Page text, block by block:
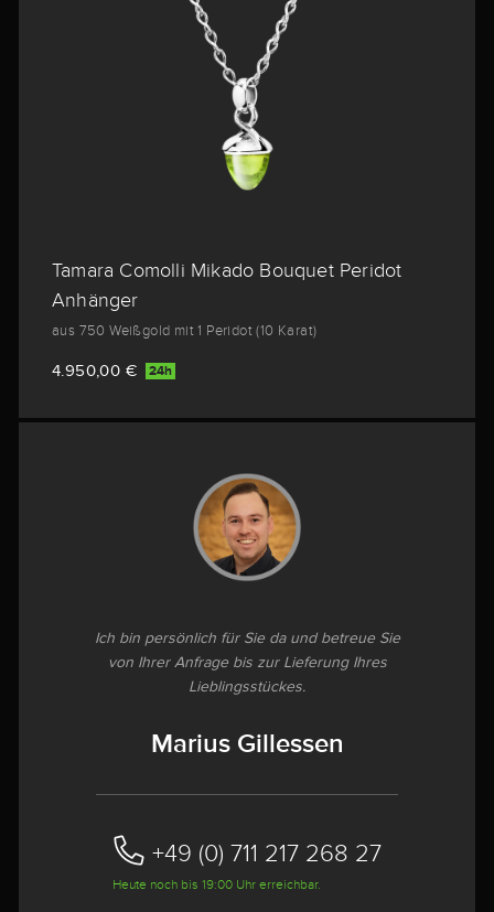
Tamara Comolli Mikado Bouquet Peridot
Anhänger
aus 750 Weißgold mit 1 Peridot (10 Karat)
4.950,00 € 24h
Ich bin persönlich für Sie da und betreue Sie
von Ihrer Anfrage bis zur Lieferung Ihres
Lieblingsstückes.
Marius Gillessen
+49 (0) 711 217 268 27
Heute noch bis 19:00 Uhr erreichbar.